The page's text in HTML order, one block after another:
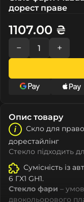
дорест праве
1107.00 ₴
− +
Опис товару
Скло для
дорестайлінг
Стекло підходить
Сумісність із
6 ГХ1 GH1.
Стекло фари –
двокольорового